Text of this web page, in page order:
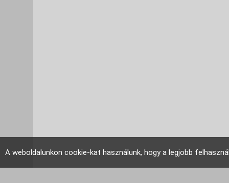
A weboldalunkon cookie-kat használunk, hogy a legjobb